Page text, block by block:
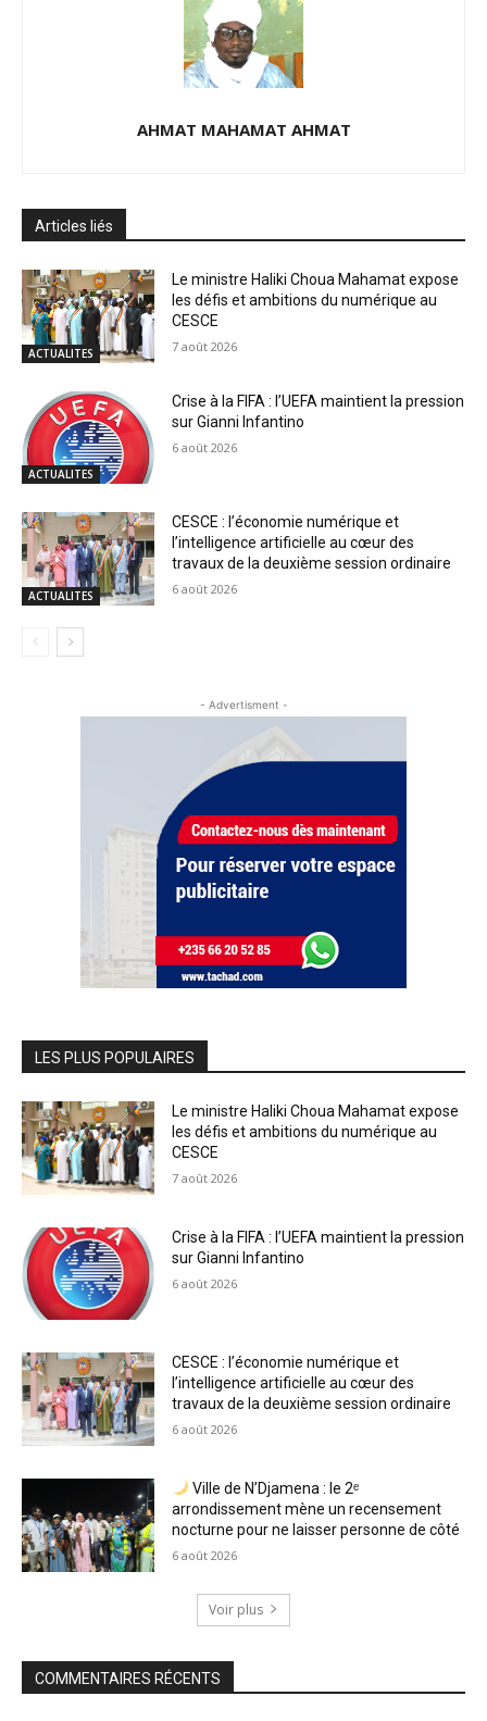
AHMAT MAHAMAT AHMAT
Articles liés
ACTUALITES
Le ministre Haliki Choua Mahamat expose
les défis et ambitions du numérique au
CESCE
7 août 2026
ACTUALITES
Crise à la FIFA : l’UEFA maintient la pression
sur Gianni Infantino
6 août 2026
ACTUALITES
CESCE : l’économie numérique et
l’intelligence artificielle au cœur des
travaux de la deuxième session ordinaire
6 août 2026
- Advertisment -
LES PLUS POPULAIRES
Le ministre Haliki Choua Mahamat expose
les défis et ambitions du numérique au
CESCE
7 août 2026
Crise à la FIFA : l’UEFA maintient la pression
sur Gianni Infantino
6 août 2026
CESCE : l’économie numérique et
l’intelligence artificielle au cœur des
travaux de la deuxième session ordinaire
6 août 2026
Ville de N’Djamena : le 2ᵉ
arrondissement mène un recensement
nocturne pour ne laisser personne de côté
6 août 2026
Voir plus
COMMENTAIRES RÉCENTS